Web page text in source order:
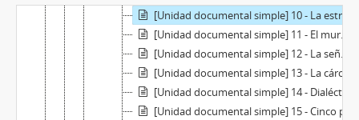
[Unidad documental simple] 10 - La estructura del poder
[Unidad documental simple] 11 - El muro de los lamentos
[Unidad documental simple] 12 - La señal de Caín
[Unidad documental simple] 13 - La cárcel del pueblo 1971
[Unidad documental simple] 14 - Dialéctica de la realidad nacional
[Unidad documental simple] 15 - Cinco proposiciones para un arte latinoamericano 1971